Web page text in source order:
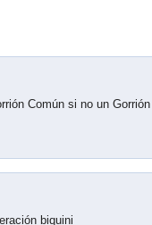
Común si no un
biquini